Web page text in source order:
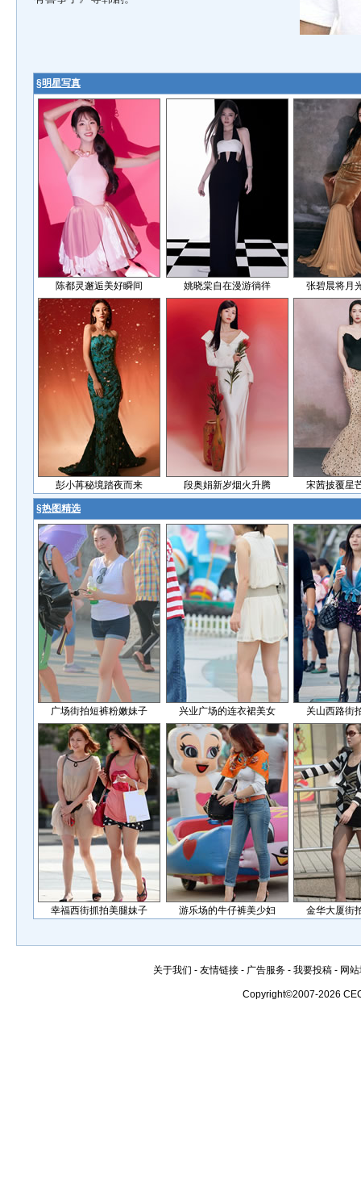
§明星写真
陈都灵邂逅美好瞬间 姚晓棠自在漫游徜徉 张碧晨将月
彭小苒秘境踏夜而来 段奥娟新岁烟火升腾 宋茜披覆星
§热图精选
广场街拍短裤粉嫩妹子 兴业广场的连衣裙美女 关山西路街
幸福西街抓拍美腿妹子 游乐场的牛仔裤美少妇 金华大厦街
关于我们 - 友情链接 - 广告服务 - 我要投稿 - 网
Copyright©2007-2026